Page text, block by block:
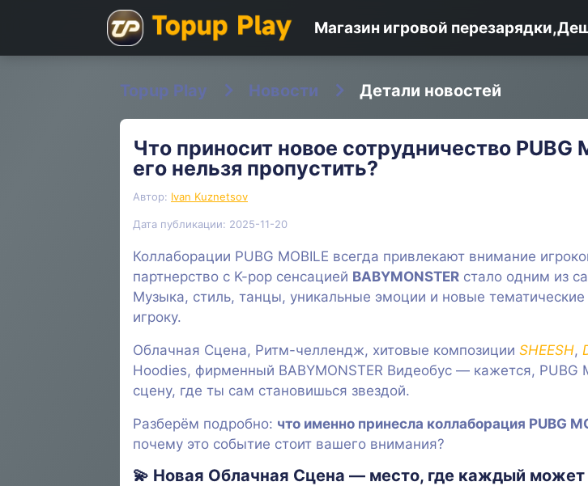
Магазин игровой
Topup Play Новости Детали новостей
Что приносит новое сотрудничество PUBG
его нельзя пропустить?
Автор: Ivan Kuznetsov
Дата публикации: 2025-11-20
Коллаборации PUBG MOBILE всегда привлекают внимание
партнерство с K-pop сенсацией BABYMONSTER стало одним из
Музыка, стиль, танцы, уникальные эмоции и новые
игроку.
Облачная Сцена, Ритм-челлендж, хитовые композиции SHEESH,
Hoodies, фирменный BABYMONSTER Видеобус — кажется, PUBG
сцену, где ты сам становишься звездой.
Разберём подробно: что именно принесла коллаборация PUBG
почему это событие стоит вашего внимания?
💫 Новая Облачная Сцена — место, где каждый может